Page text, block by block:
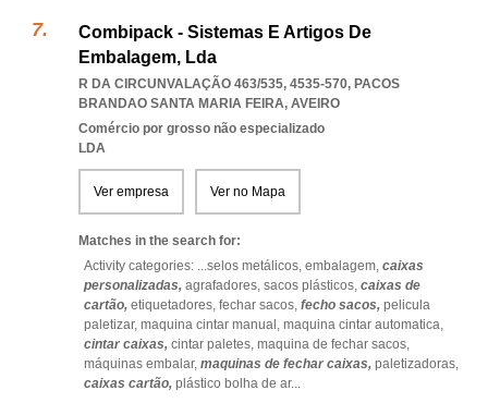
Combipack - Sistemas E Artigos De
Embalagem, Lda
R DA CIRCUNVALAÇÃO 463/535, 4535-570, PACOS
BRANDAO SANTA MARIA FEIRA, AVEIRO
Comércio por grosso não especializado
LDA
Ver empresa Ver no Mapa
Matches in the search for:
Activity categories: ...selos metálicos, embalagem, caixas
personalizadas, agrafadores, sacos plásticos, caixas de
cartão, etiquetadores, fechar sacos, fecho sacos, pelicula
paletizar, maquina cintar manual, maquina cintar automatica,
cintar caixas, cintar paletes, maquina de fechar sacos,
máquinas embalar, maquinas de fechar caixas, paletizadoras,
caixas cartão, plástico bolha de ar...